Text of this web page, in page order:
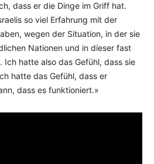
dass er die Dinge im Griff hat.
so viel Erfahrung mit der
wegen der Situation, in der sie
Nationen und in dieser fast
Ich hatte also das Gefühl, dass sie
hatte das Gefühl, dass er
dass es funktioniert.»